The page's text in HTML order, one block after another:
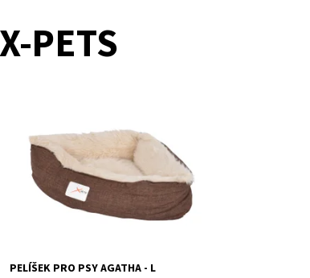
X-PETS
Velmi pohodlný pelíšek AGAHA L s
neopakovatelným designem, překrásnou
barevnou kombinací a velmi kvalitním
zpracováním.Kvalitní výplň udrží tvar...
Dostupnost:
Na objednání, skladem
do 5 dnů
25420
PELÍŠEK PRO PSY AGATHA - L